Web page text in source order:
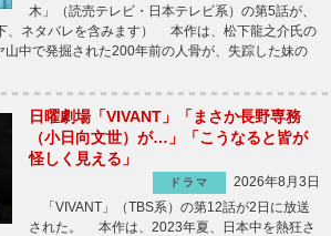
木」（読売テレビ・日本テレビ系）の第5話が、
、ネタバレを含みます） 本作は、松下龍之介氏の
山中で発掘された200年前の人骨が、失踪した妹の
日曜劇場「VIVANT」「まさか長野専務
（小日向文世）が…」「こうなると皆が
怪しく見える」
ドラマ
2026年8月3日
「VIVANT」（TBS系）の第12話が2日に放送
された。 本作は、2023年夏、日本中を熱狂さ